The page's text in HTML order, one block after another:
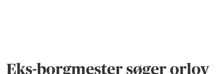
Eks-borgmester søger orlov